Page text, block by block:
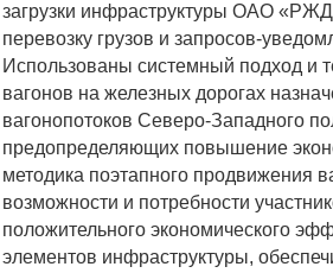
загрузки инфраструктуры ОАО
перевозку грузов и запросов-
Использованы системный подход и
вагонов на железных дорогах
вагонопотоков Северо-Западного
предопределяющих повышение
методика поэтапного продвижения
возможности и потребности
положительного экономического
элементов инфраструктуры,